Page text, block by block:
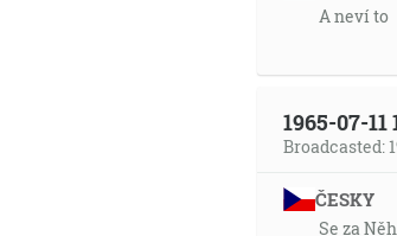
A neví to
1965-07-
Broadcasted:
ČESKY
Se za